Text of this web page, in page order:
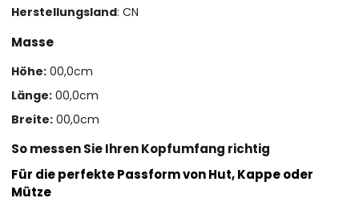
Herstellungsland: CN
Masse
Höhe: 00,0cm
Länge: 00,0cm
Breite: 00,0cm
So messen Sie Ihren Kopfumfang richtig
Für die perfekte Passform von Hut, Kappe oder
Mütze